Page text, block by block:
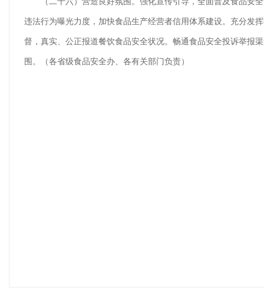
违法行为曝光力度，加快食品生产经营者信用体系建设。充分发
督，真实、公正报道餐饮食品安全状况。畅通食品安全投诉举报
围。（各省级食品安全办、各有关部门负责）